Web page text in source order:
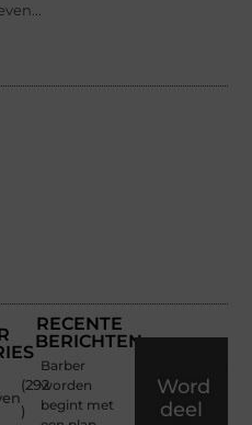
(292
)
RECENTE
BERICHTEN
Barber
worden
begint met
Word
deel